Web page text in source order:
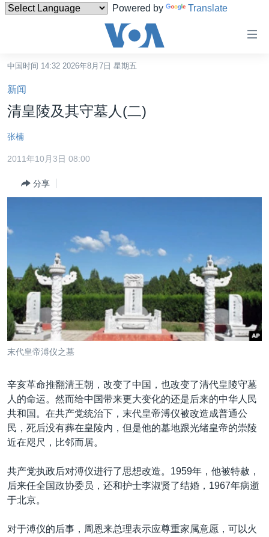
Powered by Translate
碍
链
接
跳
转
内
导
转
到
检
索
台湾
港澳
国际
欧洲
非洲
美洲
全球议题
人权·法律·宗教
科教·文娱·体健
军事
劳工
环境
美中关系
白宫要闻
国会报道
美中关系
美国建国250周年
美国之音专访
重要讲话与声明
台海两岸关系
南中国海争端
关注西藏
关注新疆
VOA视频
VOA今日焦点
中文广播
关注我们
其他语言网站
中国时间 14:32 2026年8月7日 星期五
新闻
清皇陵及其守墓人(二)
张楠
2011年10月3日 08:00
分享
末代皇帝溥仪之墓
辛亥革命推翻清王朝，改变了中国，也改变了清代皇陵守墓
人的命运。然而给中国带来更大变化的还是后来的中华人民
共和国。在共产党统治下，末代皇帝溥仪被改造成普通公
民，死后没有葬在皇陵内，但是他的墓地跟光绪皇帝的崇陵
近在咫尺，比邻而居。
共产党执政后对溥仪进行了思想改造。1959年，他被特赦，
后来任全国政协委员，还和护士李淑贤了结婚，1967年病逝
于北京。
对于溥仪的后事，周恩来总理表示应尊重家属意愿，可以火